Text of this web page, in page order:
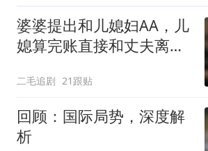
婆婆提出和儿媳妇AA，儿
媳算完账直接和丈夫离
二毛追剧 21跟贴
回顾：国际局势，深度解
析